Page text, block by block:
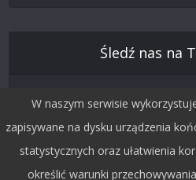
Śledź nas na
W naszym serwisie
zapisywane na dysku urządzenia
statystycznych oraz ułatwienia
określić warunki